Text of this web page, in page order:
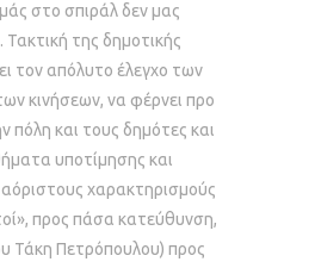
στο σπιράλ δεν μας
Τακτική της δημοτικής
τον απόλυτο έλεγχο των
κινήσεων, να φέρνει προ
πόλη και τους δημότες και
υποτίμησης και
αόριστους χαρακτηρισμούς
προς πάσα κατεύθυνση,
Τάκη Πετρόπουλου) προς